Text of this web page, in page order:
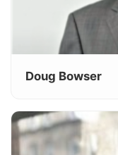
Doug Bowser